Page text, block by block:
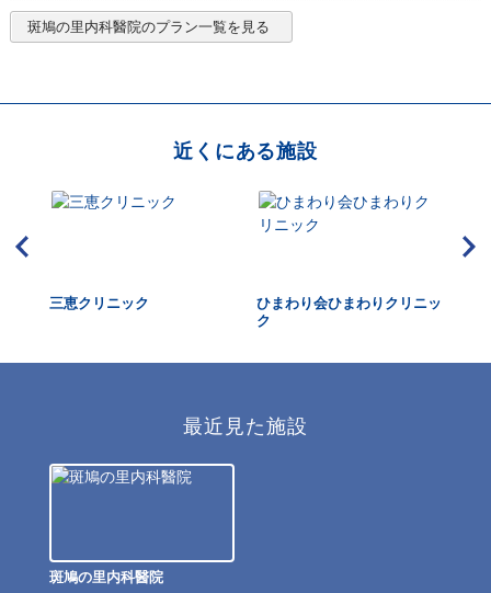
斑鳩の里内科醫院のプラン一覧を見る
近くにある施設
三恵クリニック
ひまわり会ひまわりクリニッ
ク
最近見た施設
斑鳩の里内科醫院